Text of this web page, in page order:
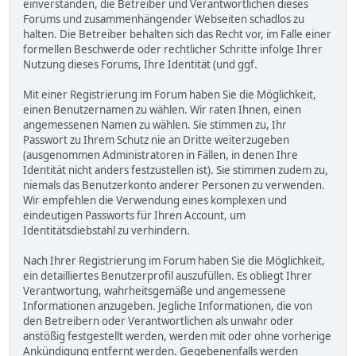
einverstanden, die Betreiber und Verantwortlichen dieses
Forums und zusammenhängender Webseiten schadlos zu
halten. Die Betreiber behalten sich das Recht vor, im Falle einer
formellen Beschwerde oder rechtlicher Schritte infolge Ihrer
Nutzung dieses Forums, Ihre Identität (und ggf.
Mit einer Registrierung im Forum haben Sie die Möglichkeit,
einen Benutzernamen zu wählen. Wir raten Ihnen, einen
angemessenen Namen zu wählen. Sie stimmen zu, Ihr
Passwort zu Ihrem Schutz nie an Dritte weiterzugeben
(ausgenommen Administratoren in Fällen, in denen Ihre
Identität nicht anders festzustellen ist). Sie stimmen zudem zu,
niemals das Benutzerkonto anderer Personen zu verwenden.
Wir empfehlen die Verwendung eines komplexen und
eindeutigen Passworts für Ihren Account, um
Identitätsdiebstahl zu verhindern.
Nach Ihrer Registrierung im Forum haben Sie die Möglichkeit,
ein detailliertes Benutzerprofil auszufüllen. Es obliegt Ihrer
Verantwortung, wahrheitsgemäße und angemessene
Informationen anzugeben. Jegliche Informationen, die von
den Betreibern oder Verantwortlichen als unwahr oder
anstößig festgestellt werden, werden mit oder ohne vorherige
Ankündigung entfernt werden. Gegebenenfalls werden